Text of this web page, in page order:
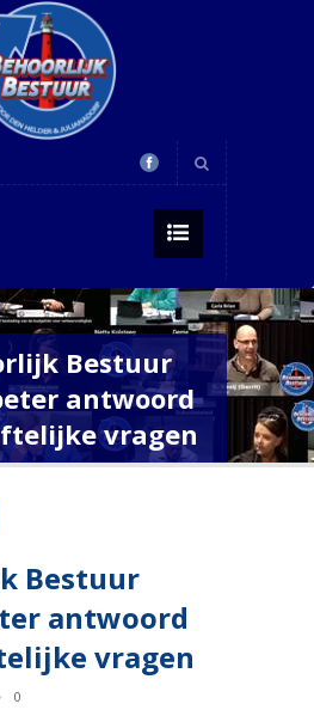
Bestuur
antwoord
vragen
Bestuur
antwoord
vragen
0